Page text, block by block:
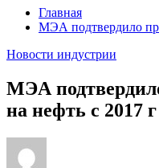
Главная
МЭА подтвердило
Новости индустрии
МЭА
на нефть с 2017 г